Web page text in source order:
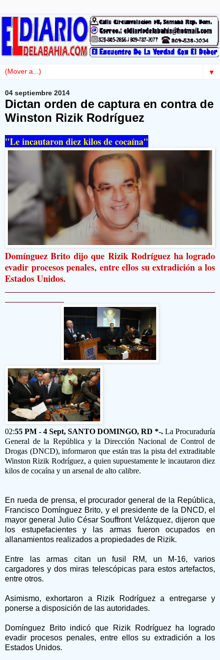
▼
04 septiembre 2014
Dictan orden de captura en contra de
Winston Rizik Rodríguez
"Le incautaron diez kilos de cocaína"
Domínguez Brito dijo que Rizik Rodríguez ha logrado
evadir procesos penales, entre ellos su extradición a los
Estados Unidos.
02:55 PM - 4 Sept, SANTO DOMINGO, RD *-. La Procuraduría
General de la República y la Dirección Nacional de Control de
Drogas (DNCD), informaron que están tras la pista del extraditable
Winston Rizik Rodríguez, a quien supuestamente le incautaron diez
kilos de cocaína y un arsenal de alto calibre.
En rueda de prensa, el procurador general de la República,
Francisco Domínguez Brito, y el presidente de la DNCD, el
mayor general Julio César Souffront Velázquez, dijeron que
los estupefacientes y las armas fueron ocupados en
allanamientos realizados a propiedades de Rizik.
Entre las armas citan un fusil RM, un M-16, varios
cargadores y dos miras telescópicas para estos artefactos,
entre otros.
Asimismo, exhortaron a Rizik Rodríguez a entregarse y
ponerse a disposición de las autoridades.
Domínguez Brito indicó que Rizik Rodríguez ha logrado
evadir procesos penales, entre ellos su extradición a los
Estados Unidos.